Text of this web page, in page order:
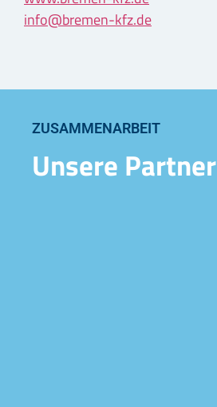
info@bremen-kfz.de
ZUSAMMENARBEIT
Unsere Partner